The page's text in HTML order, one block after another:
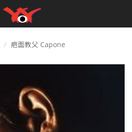
疤面教父 Capone